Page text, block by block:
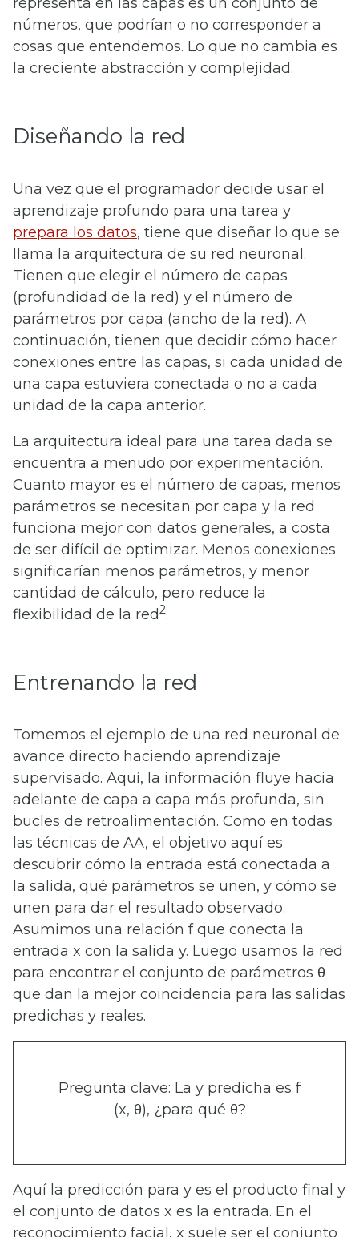
números, que podrían o no corresponder a
cosas que entendemos. Lo que no cambia es
la creciente abstracción y complejidad.
Diseñando la red
Una vez que el programador decide usar el
aprendizaje profundo para una tarea y
prepara los datos, tiene que diseñar lo que se
llama la arquitectura de su red neuronal.
Tienen que elegir el número de capas
(profundidad de la red) y el número de
parámetros por capa (ancho de la red). A
continuación, tienen que decidir cómo hacer
conexiones entre las capas, si cada unidad de
una capa estuviera conectada o no a cada
unidad de la capa anterior.
La arquitectura ideal para una tarea dada se
encuentra a menudo por experimentación.
Cuanto mayor es el número de capas, menos
parámetros se necesitan por capa y la red
funciona mejor con datos generales, a costa
de ser difícil de optimizar. Menos conexiones
significarían menos parámetros, y menor
cantidad de cálculo, pero reduce la
flexibilidad de la red2.
Entrenando la red
Tomemos el ejemplo de una red neuronal de
avance directo haciendo aprendizaje
supervisado. Aquí, la información fluye hacia
adelante de capa a capa más profunda, sin
bucles de retroalimentación. Como en todas
las técnicas de AA, el objetivo aquí es
descubrir cómo la entrada está conectada a
la salida, qué parámetros se unen, y cómo se
unen para dar el resultado observado.
Asumimos una relación f que conecta la
entrada x con la salida y. Luego usamos la red
para encontrar el conjunto de parámetros θ
que dan la mejor coincidencia para las salidas
predichas y reales.
Pregunta clave: La y predicha es f
(x, θ), ¿para qué θ?
Aquí la predicción para y es el producto final y
el conjunto de datos x es la entrada. En el
reconocimiento facial, x suele ser el conjunto